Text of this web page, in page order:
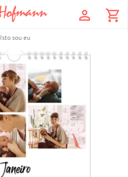
profile shopping_cart
Isto sou eu